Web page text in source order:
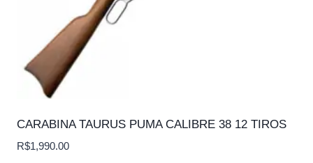
CARABINA TAURUS PUMA CALIBRE 38 12 TIROS
R$1,990.00